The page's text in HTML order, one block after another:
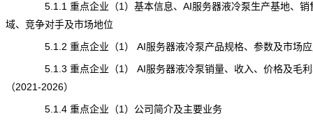
5.1.1 重点企业（1）基本信息、AI服务器液冷泵生产基地、销
域、竞争对手及市场地位
5.1.2 重点企业（1） AI服务器液冷泵产品规格、参数及市场应
5.1.3 重点企业（1） AI服务器液冷泵销量、收入、价格及毛利
（2021-2026）
5.1.4 重点企业（1）公司简介及主要业务